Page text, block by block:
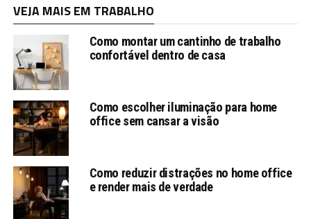
VEJA MAIS EM TRABALHO
Como montar um cantinho de trabalho
confortável dentro de casa
Como escolher iluminação para home
office sem cansar a visão
Como reduzir distrações no home office
e render mais de verdade